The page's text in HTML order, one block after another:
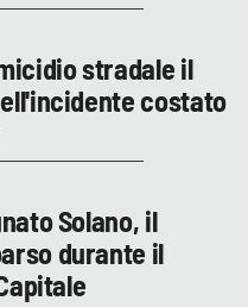
stradale il
costato
Solano, il
durante il